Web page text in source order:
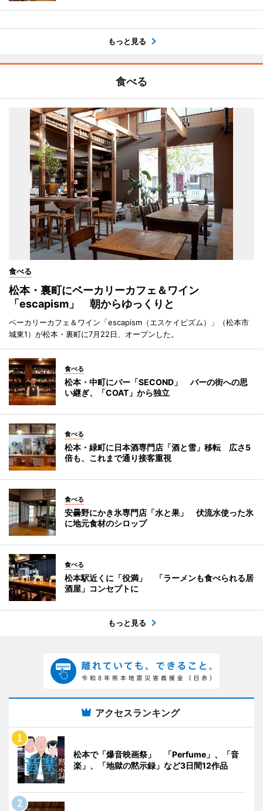
もっと見る
食べる
食べる
松本・裏町にベーカリーカフェ＆ワイン
「escapism」 朝からゆっくりと
ベーカリーカフェ＆ワイン「escapism（エスケイピズム）」（松本市
城東1）が松本・裏町に7月22日、オープンした。
食べる
松本・中町にバー「SECOND」 バーの街への思
い継ぎ、「COAT」から独立
食べる
松本・緑町に日本酒専門店「酒と雪」移転 広さ5
倍も、これまで通り接客重視
食べる
安曇野にかき氷専門店「水と果」 伏流水使った氷
に地元食材のシロップ
食べる
松本駅近くに「役満」 「ラーメンも食べられる居
酒屋」コンセプトに
もっと見る
アクセスランキング
松本で「爆音映画祭」 「Perfume」、「音
楽」、「地獄の黙示録」など3日間12作品